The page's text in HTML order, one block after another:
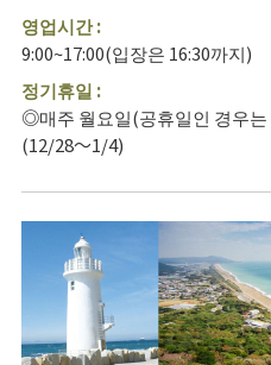
영업시간 :
9:00~17:00(입장은 16:30까지)
정기휴일 :
◎매주 월요일(공휴일인 경우
(12/28～1/4)